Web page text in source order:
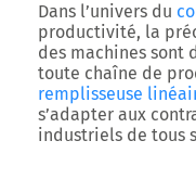
Dans l’univers du
productivité, la
des machines sont
toute chaîne de
remplisseuse
s’adapter aux
industriels de tous